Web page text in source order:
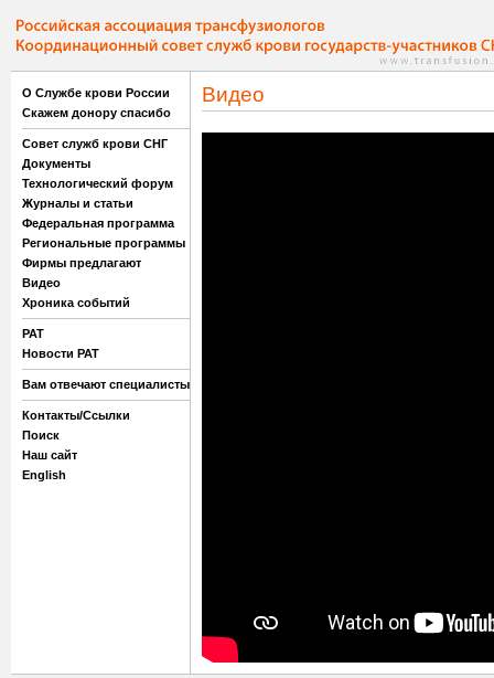
О Службе крови России
Скажем донору спасибо
Совет служб крови СНГ
Документы
Технологический форум
Журналы и статьи
Федеральная программа
Региональные программы
Фирмы предлагают
Видео
Хроника событий
РАТ
Новости РАТ
Вам отвечают специалисты
Контакты/Ссылки
Поиск
Наш сайт
English
Видео